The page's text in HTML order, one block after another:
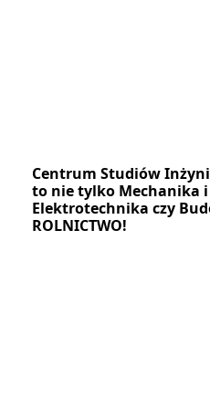
Centrum Studiów
to nie tylko Mechanika
Elektrotechnika czy
ROLNICTWO!